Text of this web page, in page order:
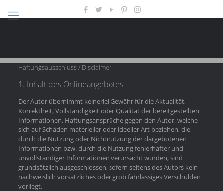
Haftungsausschluss / Disclaimer
1. Inhalt des Onlineangebotes
Der Autor übernimmt keinerlei Gewähr für die Aktualität,
Korrektheit, Vollständigkeit oder Qualität der bereitgestellten
Informationen. Haftungsansprüche gegen den Autor, welche
sich auf Schäden materieller oder ideeller Art beziehen, die
durch die Nutzung oder Nichtnutzung der dargebotenen
Informationen bzw. durch die Nutzung fehlerhafter und
unvollständiger Informationen verursacht wurden, sind
grundsätzlich ausgeschlossen, sofern seitens des Autors kein
nachweislich vorsätzliches oder grob fahrlässiges Verschulden
vorliegt.